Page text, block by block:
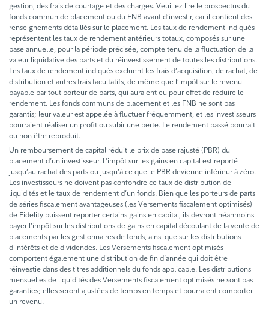
gestion, des frais de courtage et des charges. Veuillez lire le prospectus du
fonds commun de placement ou du FNB avant d’investir, car il contient des
renseignements détaillés sur le placement. Les taux de rendement indiqués
représentent les taux de rendement antérieurs totaux, composés sur une
base annuelle, pour la période précisée, compte tenu de la fluctuation de la
valeur liquidative des parts et du réinvestissement de toutes les distributions.
Les taux de rendement indiqués excluent les frais d’acquisition, de rachat, de
distribution et autres frais facultatifs, de même que l’impôt sur le revenu
payable par tout porteur de parts, qui auraient eu pour effet de réduire le
rendement. Les fonds communs de placement et les FNB ne sont pas
garantis; leur valeur est appelée à fluctuer fréquemment, et les investisseurs
pourraient réaliser un profit ou subir une perte. Le rendement passé pourrait
ou non être reproduit.
Un remboursement de capital réduit le prix de base rajusté (PBR) du
placement d’un investisseur. L’impôt sur les gains en capital est reporté
jusqu’au rachat des parts ou jusqu’à ce que le PBR devienne inférieur à zéro.
Les investisseurs ne doivent pas confondre ce taux de distribution de
liquidités et le taux de rendement d’un fonds. Bien que les porteurs de parts
de séries fiscalement avantageuses (les Versements fiscalement optimisés)
de Fidelity puissent reporter certains gains en capital, ils devront néanmoins
payer l’impôt sur les distributions de gains en capital découlant de la vente de
placements par les gestionnaires de fonds, ainsi que sur les distributions
d’intérêts et de dividendes. Les Versements fiscalement optimisés
comportent également une distribution de fin d’année qui doit être
réinvestie dans des titres additionnels du fonds applicable. Les distributions
mensuelles de liquidités des Versements fiscalement optimisés ne sont pas
garanties; elles seront ajustées de temps en temps et pourraient comporter
un revenu.